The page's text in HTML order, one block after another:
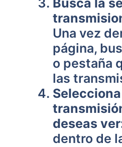
Busca la
Una vez
página,
o pestaña
las
deseas
dentro de